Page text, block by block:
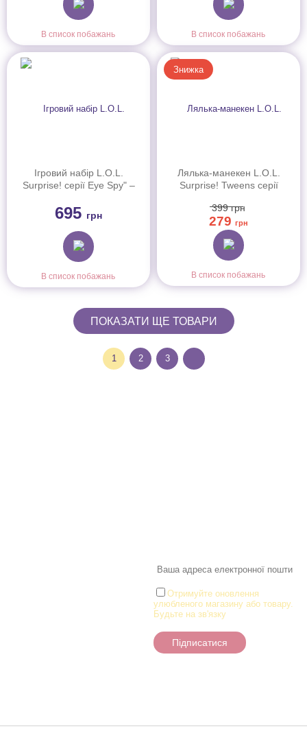
В список побажань В список побажань
Ігровий набір L.O.L.
Surprise! серії Eye Spy" –
695 грн
В список побажань
Знижка
Лялька-манекен L.O.L.
Surprise! Tweens серії
399грн
279 грн
В список побажань
ПОКАЗАТИ ЩЕ ТОВАРИ
1 2 3
Отримуйте оновлення
улюбленого магазину або товару.
Будьте на зв'язку
Підписатися